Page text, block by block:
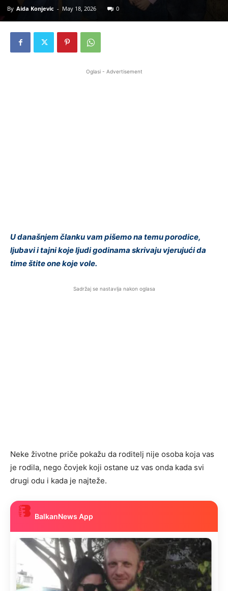
By Aida Konjevic - May 18, 2026 0
Oglasi - Advertisement
U današnjem članku vam pišemo na temu porodice,
ljubavi i tajni koje ljudi godinama skrivaju vjerujući da
time štite one koje vole.
Sadržaj se nastavlja nakon oglasa
Neke životne priče pokažu da roditelj nije osoba koja vas
je rodila, nego čovjek koji ostane uz vas onda kada svi
drugi odu i kada je najteže.
BalkanNews App